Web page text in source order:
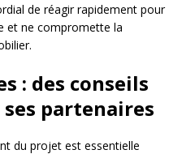
de réagir rapidement pour
et ne compromette la
: des conseils
partenaires
du projet est essentielle